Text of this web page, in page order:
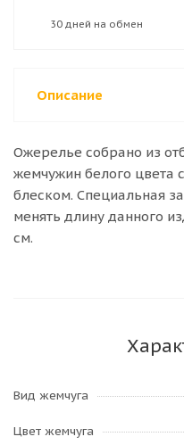
30 дней на обмен
Описание
Ожерелье собрано из
жемчужин белого цвета
блеском. Специальная
менять длину данного
см.
Вид жемчуга
Цвет жемчуга